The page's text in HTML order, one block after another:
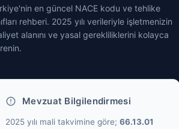
en güncel NACE kodu ve tehlike
rehberi. 2025 yılı verileriyle işletmenizin
alanını ve yasal gerekliliklerini kolayca
Mevzuat Bilgilendirmesi
2025 yılı mali takvimine göre; 66.13.01